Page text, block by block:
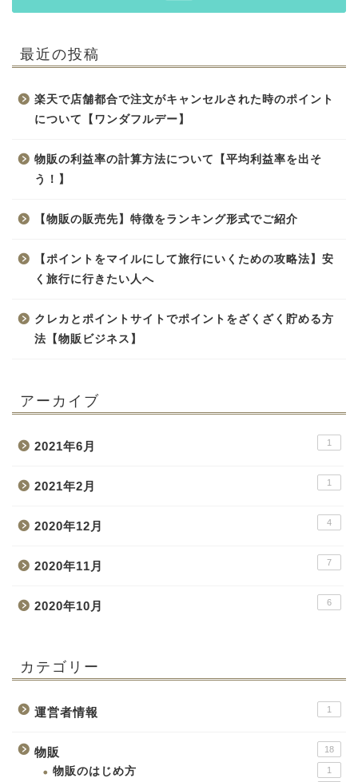
最近の投稿
楽天で店舗都合で注文がキャンセルされた時のポイント
について【ワンダフルデー】
物販の利益率の計算方法について【平均利益率を出そ
う！】
【物販の販売先】特徴をランキング形式でご紹介
【ポイントをマイルにして旅行にいくための攻略法】安
く旅行に行きたい人へ
クレカとポイントサイトでポイントをざくざく貯める方
法【物販ビジネス】
アーカイブ
2021年6月 1
2021年2月 1
2020年12月 4
2020年11月 7
2020年10月 6
カテゴリー
運営者情報 1
物販 18
物販のはじめ方 1